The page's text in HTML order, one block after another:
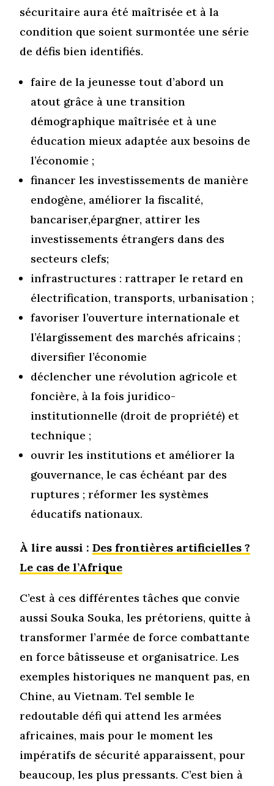
sécuritaire aura été maîtrisée et à la
condition que soient surmontée une série
de défis bien identifiés.
faire de la jeunesse tout d’abord un
atout grâce à une transition
démographique maîtrisée et à une
éducation mieux adaptée aux besoins de
l’économie ;
financer les investissements de manière
endogène, améliorer la fiscalité,
bancariser,épargner, attirer les
investissements étrangers dans des
secteurs clefs;
infrastructures : rattraper le retard en
électrification, transports, urbanisation ;
favoriser l’ouverture internationale et
l’élargissement des marchés africains ;
diversifier l’économie
déclencher une révolution agricole et
foncière, à la fois juridico-
institutionnelle (droit de propriété) et
technique ;
ouvrir les institutions et améliorer la
gouvernance, le cas échéant par des
ruptures ; réformer les systèmes
éducatifs nationaux.
À lire aussi :Des frontières artificielles ?
Le cas de l’Afrique
C’est à ces différentes tâches que convie
aussi Souka Souka, les prétoriens, quitte à
transformer l’armée de force combattante
en force bâtisseuse et organisatrice. Les
exemples historiques ne manquent pas, en
Chine, au Vietnam. Tel semble le
redoutable défi qui attend les armées
africaines, mais pour le moment les
impératifs de sécurité apparaissent, pour
beaucoup, les plus pressants. C’est bien à